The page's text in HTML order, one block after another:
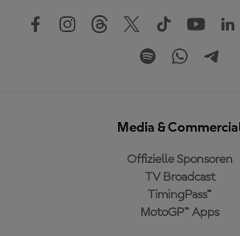
Media &
Offizielle Sponsoren
TV Broadcast
TimingPass™
MotoGP™ Apps